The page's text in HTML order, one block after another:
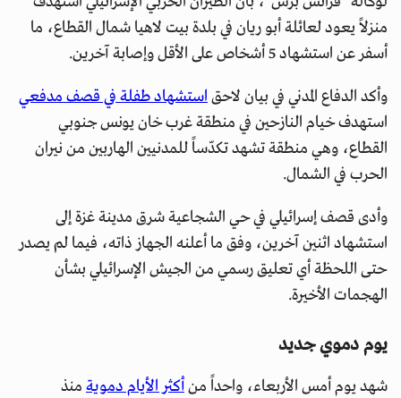
منزلاً يعود لعائلة أبو ريان في بلدة بيت لاهيا شمال القطاع، ما
أسفر عن استشهاد 5 أشخاص على الأقل وإصابة آخرين.
وأكد الدفاع المدني في بيان لاحقاستشهاد طفلة في قصف مدفعي
استهدف خيام النازحين في منطقة غرب خان يونس جنوبي
القطاع، وهي منطقة تشهد تكدّساً للمدنيين الهاربين من نيران
الحرب في الشمال.
وأدى قصف إسرائيلي في حي الشجاعية شرق مدينة غزة إلى
استشهاد اثنين آخرين، وفق ما أعلنه الجهاز ذاته، فيما لم يصدر
حتى اللحظة أي تعليق رسمي من الجيش الإسرائيلي بشأن
الهجمات الأخيرة.
يوم دموي جديد
شهد يوم أمس الأربعاء، واحداً منأكثر الأيام دموية منذ